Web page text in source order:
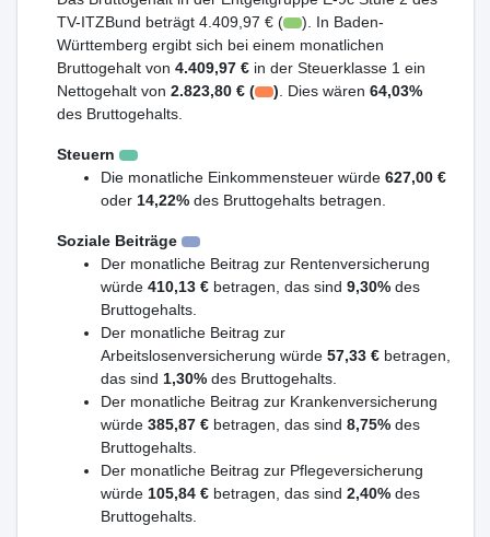
TV-ITZBund beträgt 4.409,97 € (
). In Baden-
Württemberg ergibt sich bei einem monatlichen
Bruttogehalt von 4.409,97 € in der Steuerklasse 1 ein
Nettogehalt von 2.823,80 € ( ) . Dies wären64,03%
des Bruttogehalts.
Steuern
Die monatliche Einkommensteuer würde 627,00 €
oder 14,22% des Bruttogehalts betragen.
Soziale Beiträge
Der monatliche Beitrag zur Rentenversicherung
würde 410,13 € betragen, das sind 9,30% des
Bruttogehalts.
Der monatliche Beitrag zur
Arbeitslosenversicherung würde 57,33 € betragen,
das sind 1,30% des Bruttogehalts.
Der monatliche Beitrag zur Krankenversicherung
würde 385,87 € betragen, das sind 8,75% des
Bruttogehalts.
Der monatliche Beitrag zur Pflegeversicherung
würde 105,84 € betragen, das sind 2,40% des
Bruttogehalts.